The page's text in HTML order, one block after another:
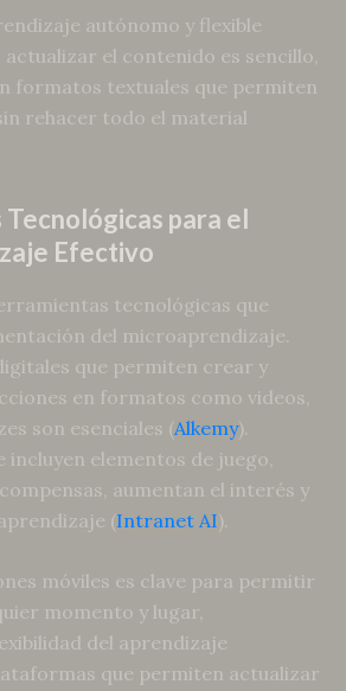
autónomo y flexible
actualizar el contenido es sencillo,
formatos textuales que permiten
rehacer todo el material
para el
Efectivo
tecnológicas que
del microaprendizaje.
que permiten crear y
en formatos como videos,
son esenciales (Alkemy).
elementos de juego,
aumentan el interés y
(Intranet AI).
móviles es clave para permitir
momento y lugar,
del aprendizaje
que permiten actualizar